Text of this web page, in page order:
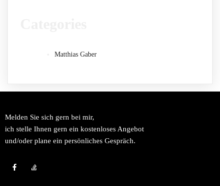
Matthias Gaber
Melden Sie sich gern bei mir,
ich stelle Ihnen gern ein kostenloses Angebot
und/oder plane ein persönliches Gespräch.